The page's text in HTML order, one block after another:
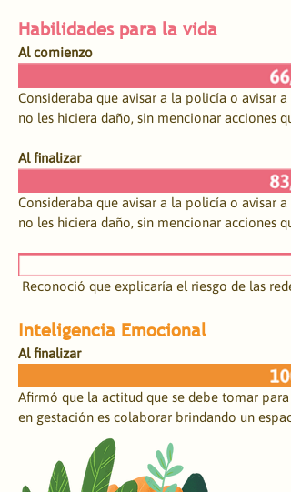
Habilidades para la vida
Al comienzo
Consideraba que avisar a la policía o avisar
no les hiciera daño, sin mencionar acciones
Al finalizar
Consideraba que avisar a la policía o avisar
no les hiciera daño, sin mencionar acciones
​Reconoció que explicaría el riesgo de las
​Inteligencia Emocional
Al finalizar
Afirmó que la actitud que se debe tomar
en gestación es colaborar brindando un